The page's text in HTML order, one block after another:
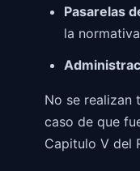
Pasarelas
la
No se realizan
caso de que
Capitulo V del